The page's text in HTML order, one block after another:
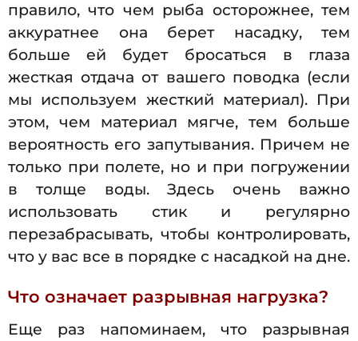
правило, что чем рыба осторожнее, тем
аккуратнее она берет насадку, тем
больше ей будет бросаться в глаза
жесткая отдача от вашего поводка (если
мы используем жесткий материал). При
этом, чем материал мягче, тем больше
вероятность его запутывания. Причем не
только при полете, но и при погружении
в толще воды. Здесь очень важно
использовать стик и регулярно
перезабрасывать, чтобы контролировать,
что у вас все в порядке с насадкой на дне.
Что означает разрывная нагрузка?
Еще раз напоминаем, что разрывная